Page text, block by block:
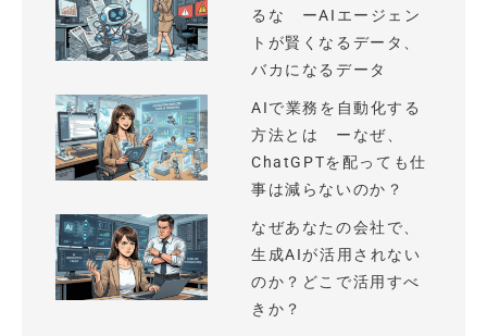
るな ーAIエージェン
トが賢くなるデータ、
バカになるデータ
AIで業務を自動化する
方法とは ーなぜ、
ChatGPTを配っても仕
事は減らないのか？
なぜあなたの会社で、
生成AIが活用されない
のか？どこで活用すべ
きか？